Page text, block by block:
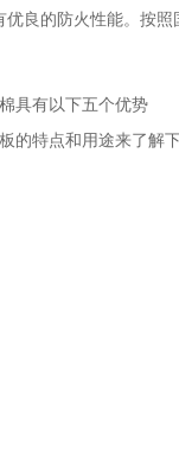
的防火性能。按照国
具有以下五个优势
的特点和用途来了解